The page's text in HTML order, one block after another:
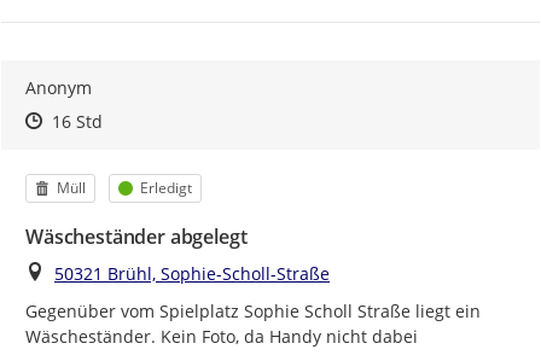
Anonym
Zeitpunkt des Erstellens
Zeitpunkt des Erstellens
16 StdZur Äußerung
Kategorie
Müll Status
Erledigt
Wäscheständer abgelegt
Ort
50321 Brühl, Sophie-Scholl-Straße
Gegenüber vom Spielplatz Sophie Scholl Straße liegt ein
Wäscheständer. Kein Foto, da Handy nicht dabei